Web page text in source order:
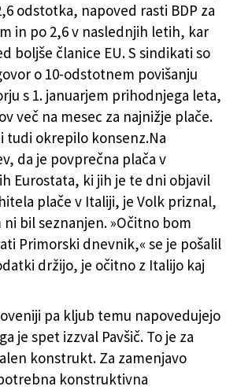
odstotka, napoved rasti BDP za
in po 2,6 v naslednjih letih, kar
boljše članice EU. S sindikati so
o 10-odstotnem povišanju
s 1. januarjem prihodnjega leta,
več na mesec za najnižje plače.
tudi okrepilo konsenz.Na
da je povprečna plača v
Eurostata, ki jih je te dni objavil
plače v Italiji, je Volk priznal,
bil seznanjen. »Očitno bom
Primorski dnevnik,« se je pošalil
držijo, je očitno z Italijo kaj
pa kljub temu napovedujejo
je spet izzval Pavšič. To je za
konstrukt. Za zamenjavo
konstruktivna